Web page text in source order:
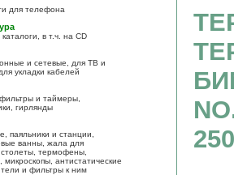
для телефона
в т.ч. на CD
и сетевые, для ТВ и
укладки кабелей
и таймеры,
гирлянды
паяльники и станции,
ванны, жала для
термофены,
антистатические
и фильтры к ним